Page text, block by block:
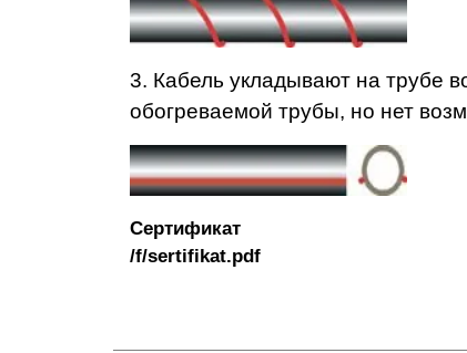
3. Кабель укладывают на трубе
обогреваемой трубы, но нет
Сертификат